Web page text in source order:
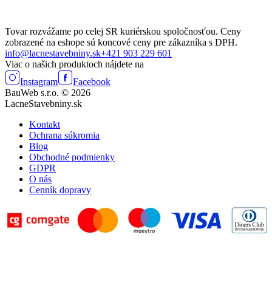
Tovar rozvážame po celej SR kuriérskou spoločnosťou. Ceny
zobrazené na eshope sú koncové ceny pre zákazníka s DPH.
info@lacnestavebniny.sk+421 903 229 601
Viac o našich produktoch nájdete na
Instagram
Facebook
BauWeb s.r.o. © 2026
LacneStavebniny.sk
Kontakt
Ochrana súkromia
Blog
Obchodné podmienky
GDPR
O nás
Cenník dopravy